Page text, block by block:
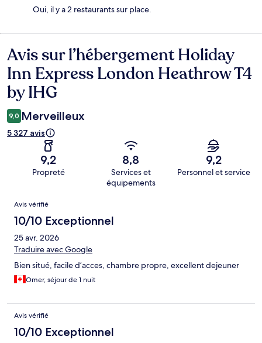
Oui, il y a 2 restaurants sur place.
Avis
Avis sur l’hébergement Holiday
Inn Express London Heathrow T4
by IHG
9,0 Merveilleux
5 327 avis
9,2
Propreté
8,8
Services et
équipements
9,2
Personnel et service
Avis
Avis vérifié
10/10 Exceptionnel
25 avr. 2026
Traduire avec Google
Bien situé, facile d’acces, chambre propre, excellent dejeuner
Omer, séjour de 1 nuit
Avis vérifié
10/10 Exceptionnel